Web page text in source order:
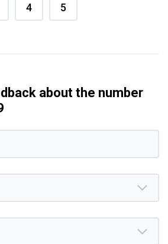
4 5
about the number